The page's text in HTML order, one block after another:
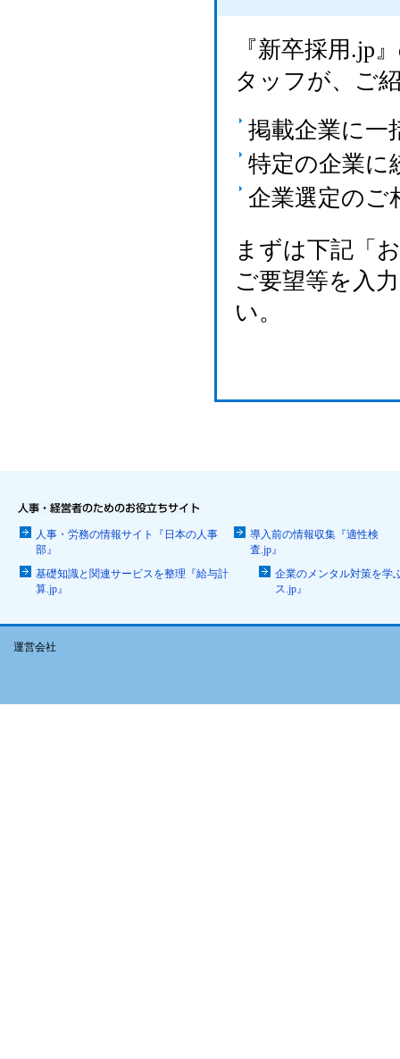
『新卒採用.jp
タッフが、ご
掲載企業に一
特定の企業に
企業選定のご
まずは下記「
ご要望等を入
い。
人事・労務の情報サイト『日本の人事
部』
導入前の情報収集『適性検
査.jp』
基礎知識と関連サービスを整理『給与計
算.jp』
企業のメンタル対策を学
ス.jp』
運営会社